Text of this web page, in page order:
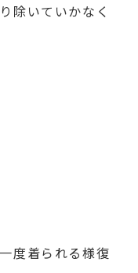
除いていかなく
度着られる様復